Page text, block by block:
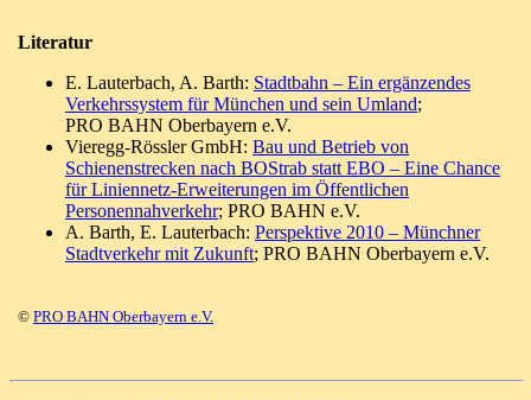
Literatur
E. Lauterbach, A. Barth: Stadtbahn – Ein ergänzendes
Verkehrssystem für München und sein Umland;
PRO BAHN Oberbayern e.V.
Vieregg-Rössler GmbH: Bau und Betrieb von
Schienenstrecken nach BOStrab statt EBO – Eine Chance
für Liniennetz-Erweiterungen im Öffentlichen
Personennahverkehr; PRO BAHN e.V.
A. Barth, E. Lauterbach: Perspektive 2010 – Münchner
Stadtverkehr mit Zukunft; PRO BAHN Oberbayern e.V.
© PRO BAHN Oberbayern e.V.